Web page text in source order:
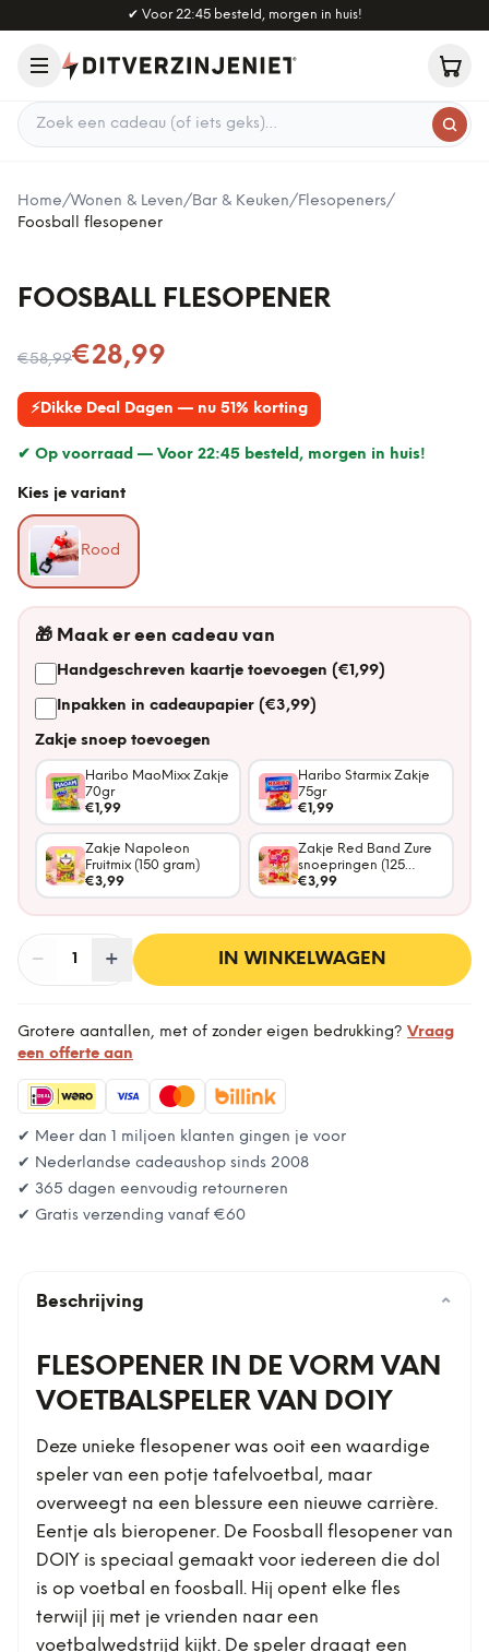
Naar hoofdinhoud
✔ Voor 22:45 besteld, morgen in huis!
Zoek een cadeau
Home/Wonen & Leven/Bar & Keuken/Flesopeners/
Foosball flesopener
FOOSBALL FLESOPENER
€58,99
Nu voor€28,99
⚡Dikke Deal Dagen — nu 51% korting
✔ Op voorraad — Voor 22:45 besteld, morgen in huis!
Kies je variant
Rood
🎁 Maak er een cadeau van
Handgeschreven kaartje toevoegen (€1,99)
Inpakken in cadeaupapier (€3,99)
Zakje snoep toevoegen
Haribo MaoMixx Zakje
70gr
€1,99
Haribo Starmix Zakje
75gr
€1,99
Zakje Napoleon
Fruitmix (150 gram)
€3,99
Zakje Red Band Zure
snoepringen (125
gram)
€3,99
− Aantal
1 + IN WINKELWAGEN
Grotere aantallen, met of zonder eigen bedrukking? Vraag
een offerte aan
✔ Meer dan 1 miljoen klanten gingen je voor
✔ Nederlandse cadeaushop sinds 2008
✔ 365 dagen eenvoudig retourneren
✔ Gratis verzending vanaf €60
Beschrijving ⌄
FLESOPENER IN DE VORM VAN
VOETBALSPELER VAN DOIY
Deze unieke flesopener was ooit een waardige
speler van een potje tafelvoetbal, maar
overweegt na een blessure een nieuwe carrière.
Eentje als bieropener. De Foosball flesopener van
DOIY is speciaal gemaakt voor iedereen die dol
is op voetbal en foosball. Hij opent elke fles
terwijl jij met je vrienden naar een
voetbalwedstrijd kijkt. De speler draagt een